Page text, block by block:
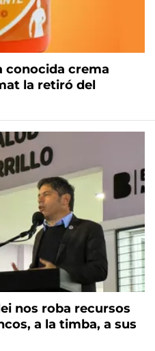
conocida crema
la retiró del
nos roba recursos
a la timba, a sus